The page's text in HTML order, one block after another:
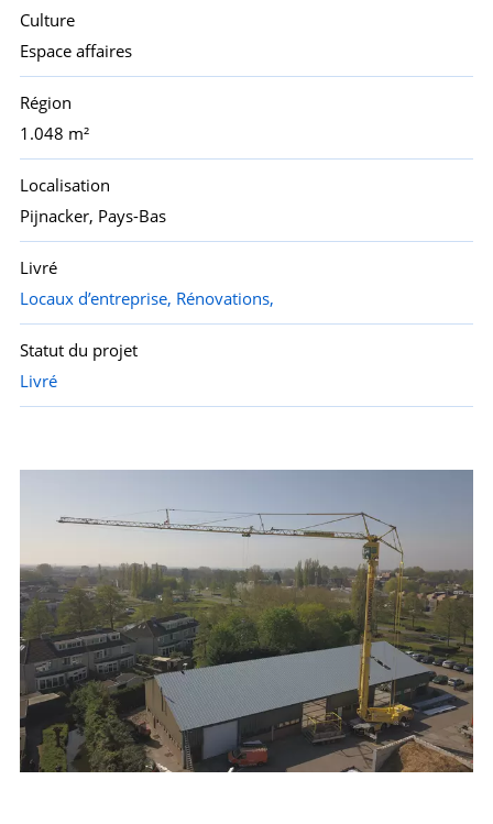
Culture
Espace affaires
Région
1.048 m²
Localisation
Pijnacker, Pays-Bas
Livré
Locaux d’entreprise, Rénovations,
Statut du projet
Livré